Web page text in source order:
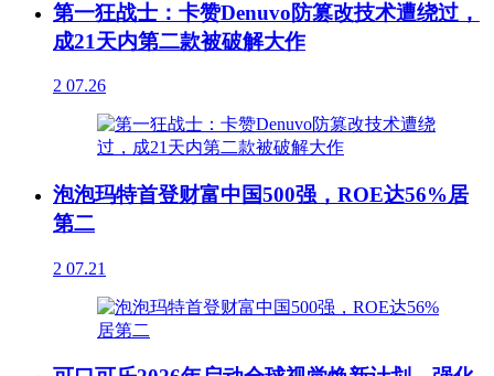
第一狂战士：卡赞Denuvo防篡改技术遭绕过，
成21天内第二款被破解大作
2 07.26
泡泡玛特首登财富中国500强，ROE达56%居
第二
2 07.21